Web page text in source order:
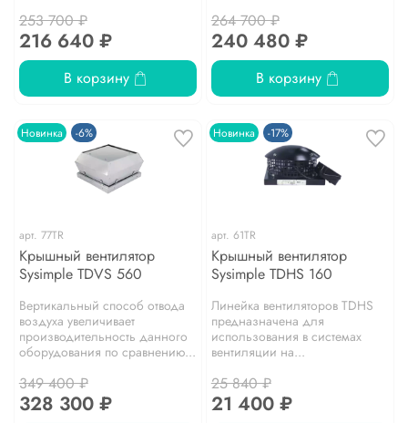
253 700 ₽
216 640 ₽
В корзину
264 700 ₽
240 480 ₽
В корзину
Новинка -6%
арт. 77TR
Крышный вентилятор
Sysimple TDVS 560
Вертикальный способ отвода
воздуха увеличивает
производительность данного
оборудования по сравнению...
349 400 ₽
328 300 ₽
Новинка -17%
арт. 61TR
Крышный вентилятор
Sysimple TDHS 160
Линейка вентиляторов TDHS
предназначена для
использования в системах
вентиляции на...
25 840 ₽
21 400 ₽